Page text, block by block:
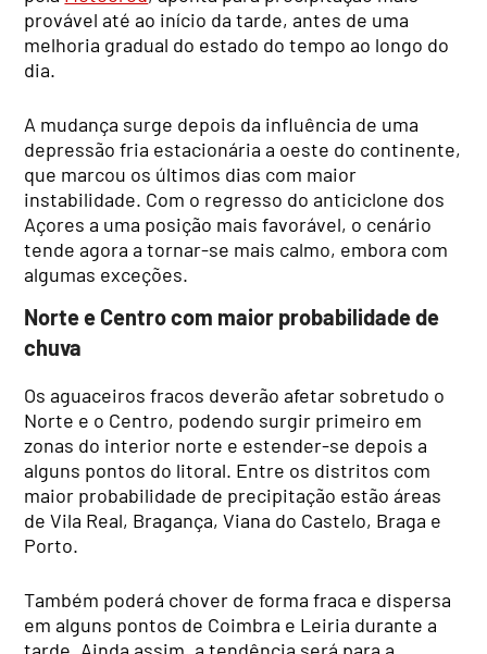
provável até ao início da tarde, antes de uma
melhoria gradual do estado do tempo ao longo do
dia.
A mudança surge depois da influência de uma
depressão fria estacionária a oeste do continente,
que marcou os últimos dias com maior
instabilidade. Com o regresso do anticiclone dos
Açores a uma posição mais favorável, o cenário
tende agora a tornar-se mais calmo, embora com
algumas exceções.
Norte e Centro com maior probabilidade de
chuva
Os aguaceiros fracos deverão afetar sobretudo o
Norte e o Centro, podendo surgir primeiro em
zonas do interior norte e estender-se depois a
alguns pontos do litoral. Entre os distritos com
maior probabilidade de precipitação estão áreas
de Vila Real, Bragança, Viana do Castelo, Braga e
Porto.
Também poderá chover de forma fraca e dispersa
em alguns pontos de Coimbra e Leiria durante a